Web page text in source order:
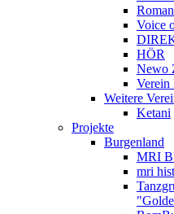
Voice
HÖR
Newo
Verein
Weitere
Ketani
Projekte
Burgenland
MRI
mri